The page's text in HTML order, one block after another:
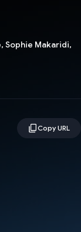
Sophie Makaridi,